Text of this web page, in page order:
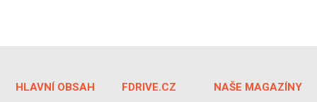
HLAVNÍ OBSAH FDRIVE.CZ NAŠE MAGAZÍNY